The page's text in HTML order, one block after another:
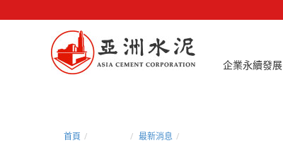
企業永續發展
首頁 最新消息